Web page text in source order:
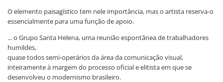
O elemento paisagístico tem nele importância, mas o artista reserva-o
essencialmente para uma função de apoio.
... o Grupo Santa Helena, uma reunião espontânea de trabalhadores
humildes,
quase todos semi-operários da área da comunicação visual,
inteiramente à margem do processo oficial e elitista em que se
desenvolveu o modernismo brasileiro.